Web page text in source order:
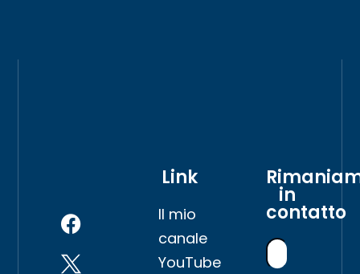
Link
Il mio
canale
YouTube
in
contatto